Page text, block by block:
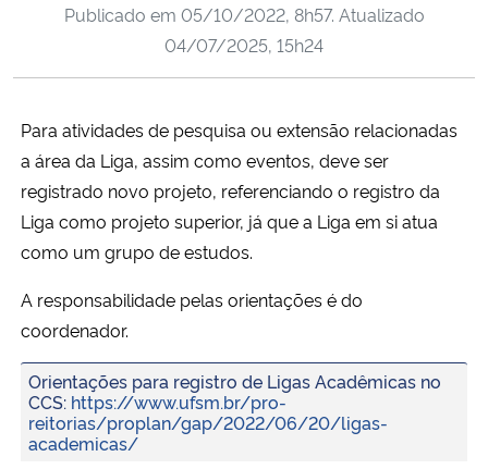
Ministério da Cidadania
Ministério de Minas e Energia
Ministério da Ciência, Tecnologia, Inovações e Comunicações
Ministério do Meio Ambiente
Ministério do Turismo
Ministério do Desenvolvimento Regional
Controladoria-Geral da União
Publicado em 05/10/2022, 8h57. Atualizado
04/07/2025, 15h24
Para atividades de pesquisa ou extensão relacionadas
a área da Liga, assim como eventos, deve ser
registrado novo projeto, referenciando o registro da
Liga como projeto superior, já que a Liga em si atua
como um grupo de estudos.
A responsabilidade pelas orientações é do
coordenador.
Orientações para registro de Ligas Acadêmicas no
CCS: https://www.ufsm.br/pro-
reitorias/proplan/gap/2022/06/20/ligas-
academicas/